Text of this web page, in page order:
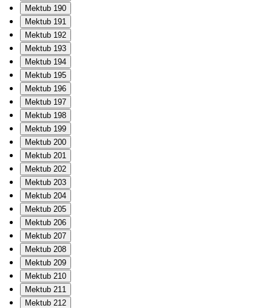
Mektub 190
Mektub 191
Mektub 192
Mektub 193
Mektub 194
Mektub 195
Mektub 196
Mektub 197
Mektub 198
Mektub 199
Mektub 200
Mektub 201
Mektub 202
Mektub 203
Mektub 204
Mektub 205
Mektub 206
Mektub 207
Mektub 208
Mektub 209
Mektub 210
Mektub 211
Mektub 212